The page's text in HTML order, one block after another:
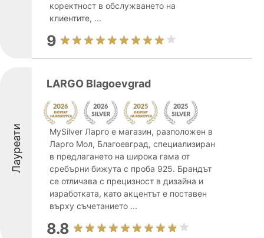
коректност в обслужването на
клиентите, ...
9
Лауреати
LARGO Blagoevgrad
MySilver Ларго е магазин, разположен в
Ларго Мол, Благоевград, специализиран
в предлагането на широка гама от
сребърни бижута с проба 925. Брандът
се отличава с прецизност в дизайна и
изработката, като акцентът е поставен
върху съчетанието ...
8.8